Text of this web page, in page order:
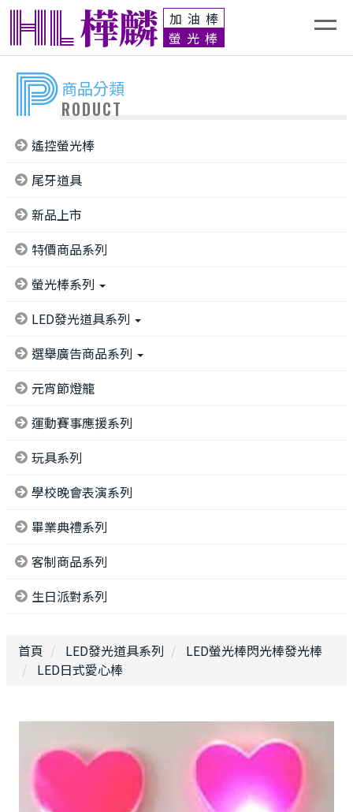
HL樺麟 加油棒
螢光棒
商品分類
PRODUCT
遙控螢光棒
尾牙道具
新品上市
特價商品系列
螢光棒系列
LED發光道具系列
選舉廣告商品系列
元宵節燈籠
運動賽事應援系列
玩具系列
學校晚會表演系列
畢業典禮系列
客制商品系列
生日派對系列
首頁 LED發光道具系列
LED螢光棒閃光棒發光棒
LED日式愛心棒